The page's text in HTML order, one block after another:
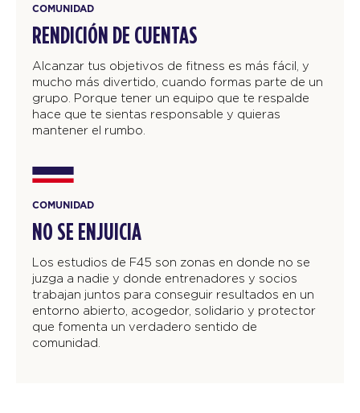
COMUNIDAD
RENDICIÓN DE CUENTAS
Alcanzar tus objetivos de fitness es más fácil, y
mucho más divertido, cuando formas parte de un
grupo. Porque tener un equipo que te respalde
hace que te sientas responsable y quieras
mantener el rumbo.
COMUNIDAD
NO SE ENJUICIA
Los estudios de F45 son zonas en donde no se
juzga a nadie y donde entrenadores y socios
trabajan juntos para conseguir resultados en un
entorno abierto, acogedor, solidario y protector
que fomenta un verdadero sentido de
comunidad.